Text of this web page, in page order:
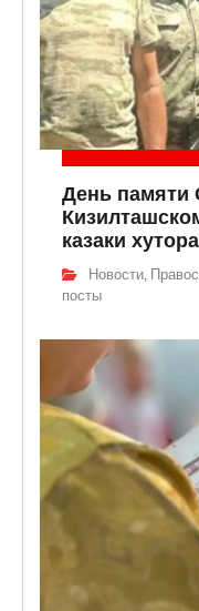
День памяти
казаки
Новости
посты